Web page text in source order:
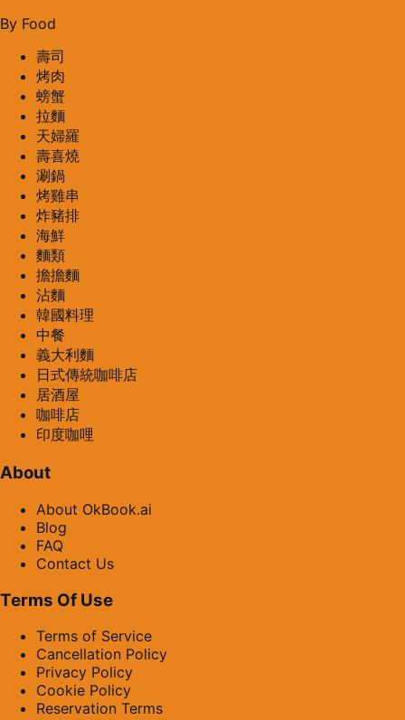
By Food
壽司
烤肉
螃蟹
拉麵
天婦羅
壽喜燒
涮鍋
烤雞串
炸豬排
海鮮
麵類
擔擔麵
沾麵
韓國料理
中餐
義大利麵
日式傳統咖啡店
居酒屋
咖啡店
印度咖哩
About
About OkBook.ai
Blog
FAQ
Contact Us
Terms Of Use
Terms of Service
Cancellation Policy
Privacy Policy
Cookie Policy
Reservation Terms